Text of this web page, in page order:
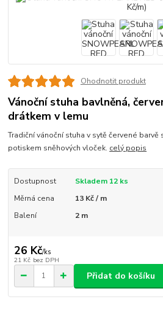
Ohodnotit produkt
Vánoční stuha bavlněná,
drátkem v lemu
Tradiční vánoční stuha v sytě červené
potiskem sněhových vloček. celý popis
Dostupnost
Skladem 12 ks
Měrná cena
13 Kč / m
Balení
2 m
26 Kč/ks
21 Kč bez DPH
Přidat do košíku